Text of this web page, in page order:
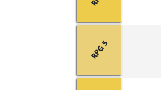
RPG 5